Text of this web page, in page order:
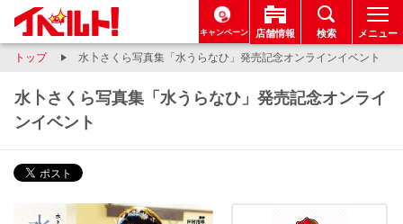
キャンペーン 店舗情報 検索 メニュー
トップ 水卜さくら写真集「水うらなひ」発売記念オンラインイベント
水卜さくら写真集「水うらなひ」発売記念オンライ
ンイベント